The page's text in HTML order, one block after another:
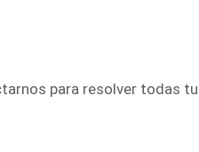
para resolver todas